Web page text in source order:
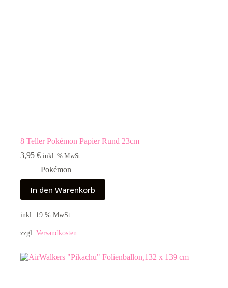
8 Teller Pokémon Papier Rund 23cm
3,95 € inkl. % MwSt.
Pokémon
In den Warenkorb
inkl. 19 % MwSt.
zzgl. Versandkosten